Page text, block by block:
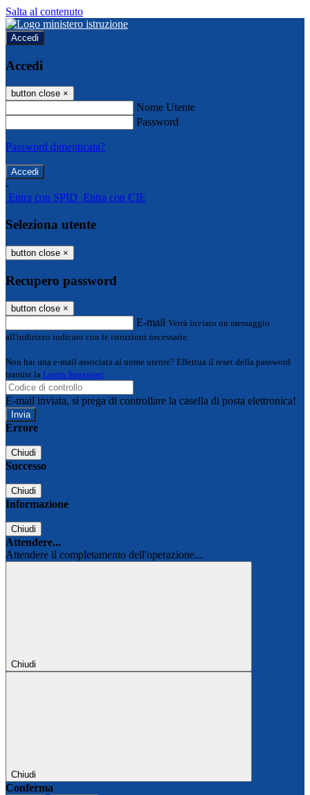
Salta al contenuto
Accedi
Accedi
button close ×
Nome Utente
Password
Password dimenticata?
-
Entra con SPID Entra con CIE
Seleziona utente
button close ×
Recupero password
button close ×
E-mail Verrà inviato un messaggio
all'indirizzo indicato con le istruzioni necessarie.
Non hai una e-mail associata al nome utente? Effettua il reset della password
tramite la Login Spaggiari
E-mail inviata, si prega di controllare la casella di posta elettronica!
Errore
Chiudi
Successo
Chiudi
Informazione
Chiudi
Attendere...
Attendere il completamento dell'operazione...
Chiudi
Chiudi
Conferma